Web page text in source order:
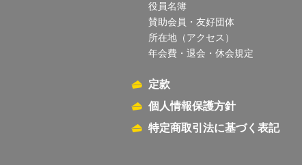
役員名簿
賛助会員・友好団体
所在地（アクセス）
年会費・退会・休会規定
定款
個人情報保護方針
特定商取引法に基づく表記